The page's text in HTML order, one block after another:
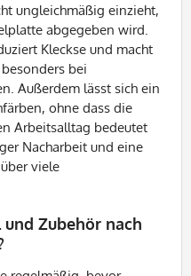
ungleichmäßig einzieht,
abgegeben wird.
Kleckse und macht
bei
Außerdem lässt sich ein
ohne dass die
Arbeitsalltag bedeutet
Nacharbeit und eine
viele
Zubehör nach